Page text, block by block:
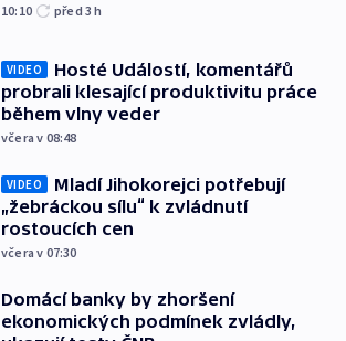
10:10 před 3h
VIDEO
Hosté Událostí, komentářů
probrali klesající produktivitu práce
během vlny veder
včera v 08:48
VIDEO
Mladí Jihokorejci potřebují
„žebráckou sílu“ k zvládnutí
rostoucích cen
včera v 07:30
Domácí banky by zhoršení
ekonomických podmínek zvládly,